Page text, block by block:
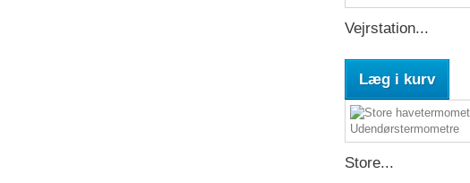
Vejrstation...
Læg i kurv
Store...